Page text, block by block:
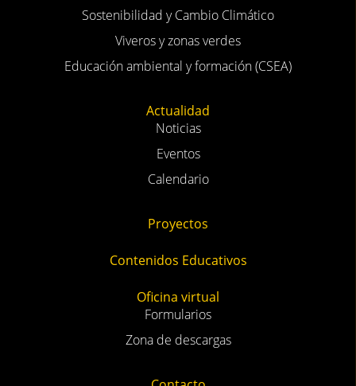
Sostenibilidad y Cambio Climático
Viveros y zonas verdes
Educación ambiental y formación (CSEA)
Actualidad
Noticias
Eventos
Calendario
Proyectos
Contenidos Educativos
Oficina virtual
Formularios
Zona de descargas